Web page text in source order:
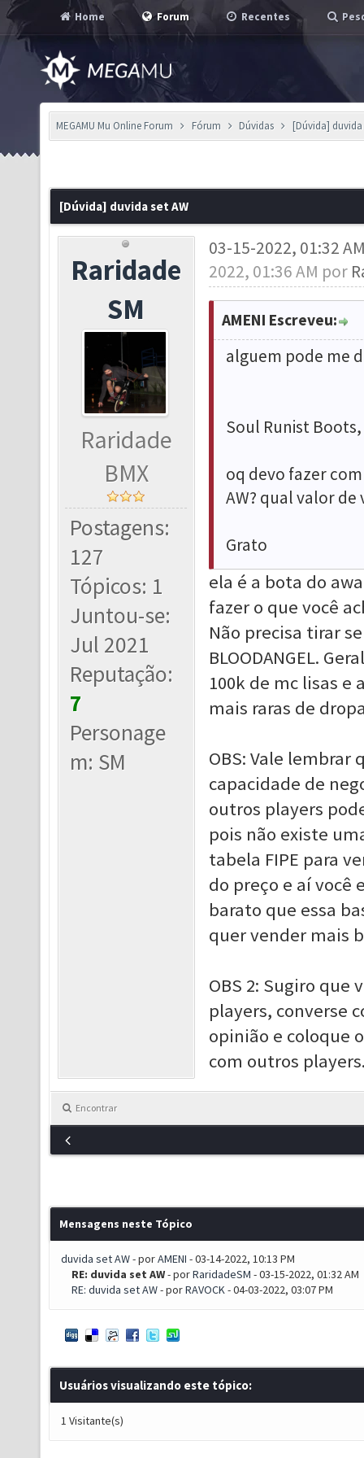
Home Forum Recentes
MEGAMU Mu Online Forum Fórum Dúvidas [Dúvida] duvida
[Dúvida] duvida set AW
Raridade
SM
Raridade
BMX
Postagens:
127
Tópicos: 1
Juntou-se:
Jul 2021
Reputação:
7
Personage
m: SM
03-15-2022, 01:32
2022, 01:36 AM por
AMENI Escreveu:
alguem pode me
Soul Runist
oq devo fazer
AW? qual valor de
Grato
ela é a bota do
fazer o que você
Não precisa tirar
BLOODANGEL.
100k de mc lisas e
mais raras de
OBS: Vale
capacidade de
outros players
pois não existe
tabela FIPE para
do preço e aí você
barato que essa
quer vender mais
OBS 2: Sugiro que
players, converse
opinião e coloque
com outros
Encontrar
Mensagens neste Tópico
duvida set AW- porAMENI - 03-14-2022, 10:13 PM
RE: duvida set AW- porRaridadeSM - 03-15-2022, 01:32 AM
RE: duvida set AW- porRAVOCK- 04-03-2022, 03:07 PM
Usuários visualizando este tópico:
1 Visitante(s)